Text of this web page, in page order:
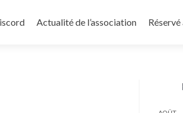
Actualité de l’association